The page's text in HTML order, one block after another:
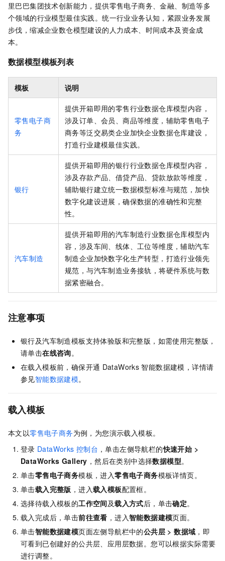
里巴巴集团技术创新能力，提供零售电子商务、金融、制造等多
个领域的行业模型最佳实践。统一行业业务认知，紧跟业务发展
步伐，缩减企业数仓模型建设的人力成本、时间成本及资金成
本。
数据模型模板列表
模板 说明
零售电子商
务
提供开箱即用的零售行业数据仓库模型内容，
涉及订单、会员、商品等维度，辅助零售电子
商务等泛交易类企业加快企业数据仓库建设，
打造行业建模最佳实践。
银行
提供开箱即用的银行行业数据仓库模型内容，
涉及存款产品、借贷产品、贷款放款等维度，
辅助银行建立统一数据模型标准与规范，加快
数字化建设进展，确保数据的准确性和完整
性。
汽车制造
提供开箱即用的汽车制造行业数据仓库模型内
容，涉及车间、线体、工位等维度，辅助汽车
制造企业加快数字化生产转型，打造行业领先
规范，与汽车制造业务接轨，将硬件系统与数
据紧密融合。
注意事项
银行及汽车制造模板支持体验版和完整版，如需使用完整版，
请单击在线咨询。
在载入模板前，确保开通 DataWorks 智能数据建模，详情请
参见智能数据建模。
载入模板
本文以零售电子商务为例，为您演示载入模板。
登录 DataWorks 控制台 ，单击左侧导航栏的快速开始 >
DataWorks Gallery ，然后在类别中选择数据模型。
单击零售电子商务模板，进入零售电子商务模板详情页。
单击载入完整版 ，进入载入模板配置框。
选择待载入模板的工作空间及载入方式后，单击确定。
载入完成后，单击前往查看 ，进入智能数据建模页面。
单击智能数据建模页面左侧导航栏中的公共层 >数据域 ，即
可看到已创建好的公共层、应用层数据。您可以根据实际需要
进行调整。